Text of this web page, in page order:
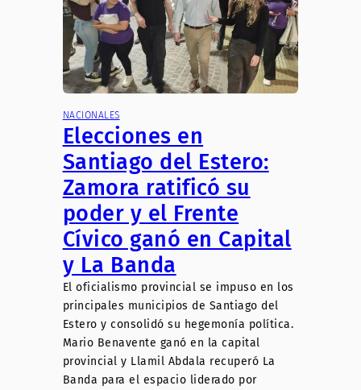
NACIONALES
Elecciones en
Santiago del Estero:
Zamora ratificó su
poder y el Frente
Cívico ganó en Capital
y La Banda
El oficialismo provincial se impuso en los
principales municipios de Santiago del
Estero y consolidó su hegemonía política.
Mario Benavente ganó en la capital
provincial y Llamil Abdala recuperó La
Banda para el espacio liderado por